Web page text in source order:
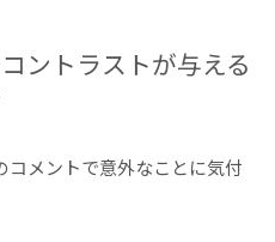
ントラストが与える
コメントで意外なことに気付